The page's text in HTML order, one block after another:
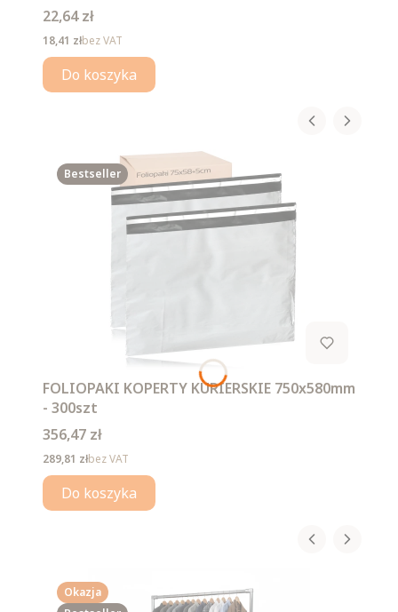
Cena
22,64 zł
Cena
18,41 złbez VAT
Do koszyka
Bestseller
FOLIOPAKI KOPERTY KURIERSKIE 750x580mm
- 300szt
Cena
356,47 zł
Cena
289,81 złbez VAT
Do koszyka
Okazja